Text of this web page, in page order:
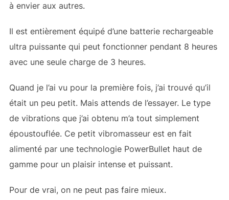
à envier aux autres.
Il est entièrement équipé d’une batterie rechargeable
ultra puissante qui peut fonctionner pendant 8 heures
avec une seule charge de 3 heures.
Quand je l’ai vu pour la première fois, j’ai trouvé qu’il
était un peu petit. Mais attends de l’essayer. Le type
de vibrations que j’ai obtenu m’a tout simplement
époustouflée. Ce petit vibromasseur est en fait
alimenté par une technologie PowerBullet haut de
gamme pour un plaisir intense et puissant.
Pour de vrai, on ne peut pas faire mieux.